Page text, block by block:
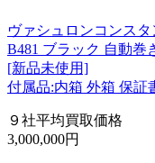
ヴァシュロンコンス
B481 ブラック 自動
[新品未使用]
付属品:内箱 外箱 保証
９社平均買取価格
3,000,000円